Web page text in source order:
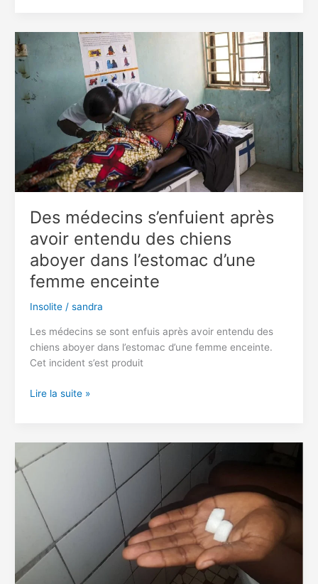
pénétration
:
une
jeune
femme
Des médecins s’enfuient après
avoir entendu des chiens
aboyer dans l’estomac d’une
femme enceinte
Insolite/ sandra
Les médecins se sont enfuis après avoir entendu des
chiens aboyer dans l’estomac d’une femme enceinte.
Cet incident s’est produit
Des
avoir
des
chiens
aboyer
dans
l’estomac
d’une
Lire la suite »